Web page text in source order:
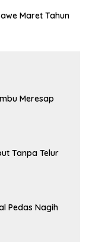
Maret Tahun
Meresap
Tanpa Telur
Pedas Nagih